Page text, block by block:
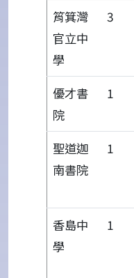
筲箕灣
官立中
學
3
優才書
院
1
聖道迦
南書院
1
香島中
學
1